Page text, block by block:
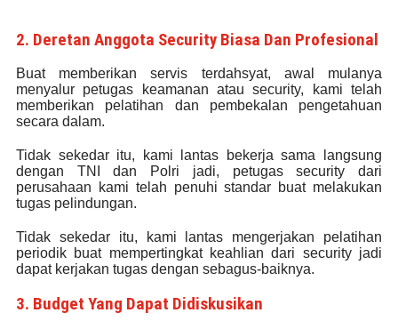
2. Deretan Anggota Security Biasa Dan Profesional
Buat memberikan servis terdahsyat, awal mulanya
menyalur petugas keamanan atau security, kami telah
memberikan pelatihan dan pembekalan pengetahuan
secara dalam.
Tidak sekedar itu, kami lantas bekerja sama langsung
dengan TNI dan Polri jadi, petugas security dari
perusahaan kami telah penuhi standar buat melakukan
tugas pelindungan.
Tidak sekedar itu, kami lantas mengerjakan pelatihan
periodik buat mempertingkat keahlian dari security jadi
dapat kerjakan tugas dengan sebagus-baiknya.
3. Budget Yang Dapat Didiskusikan